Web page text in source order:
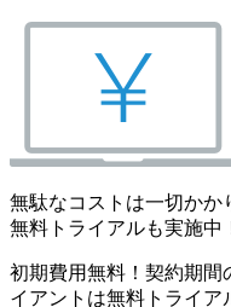
無駄なコストは一切かか
無料トライアルも実施中
初期費用無料！契約期間
イアントは無料トライ